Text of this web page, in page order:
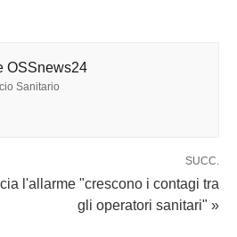
OSSnews24
Sanitario
SUCC.
l'allarme "crescono i contagi tra
gli operatori sanitari" »